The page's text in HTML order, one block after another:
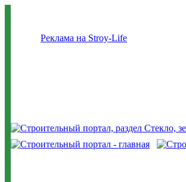
Реклама на Stroy-Life